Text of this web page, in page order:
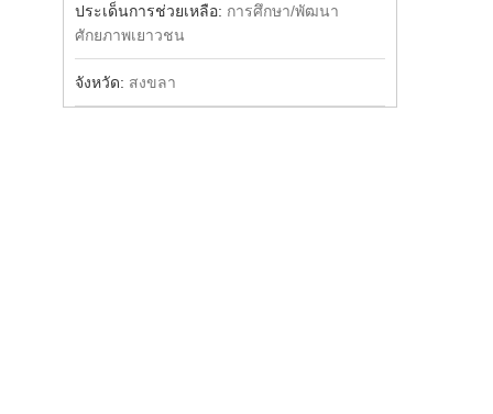
ประเด็นการช่วยเหลือ: การศึกษา/พัฒนา
ศักยภาพเยาวชน
จังหวัด: สงขลา